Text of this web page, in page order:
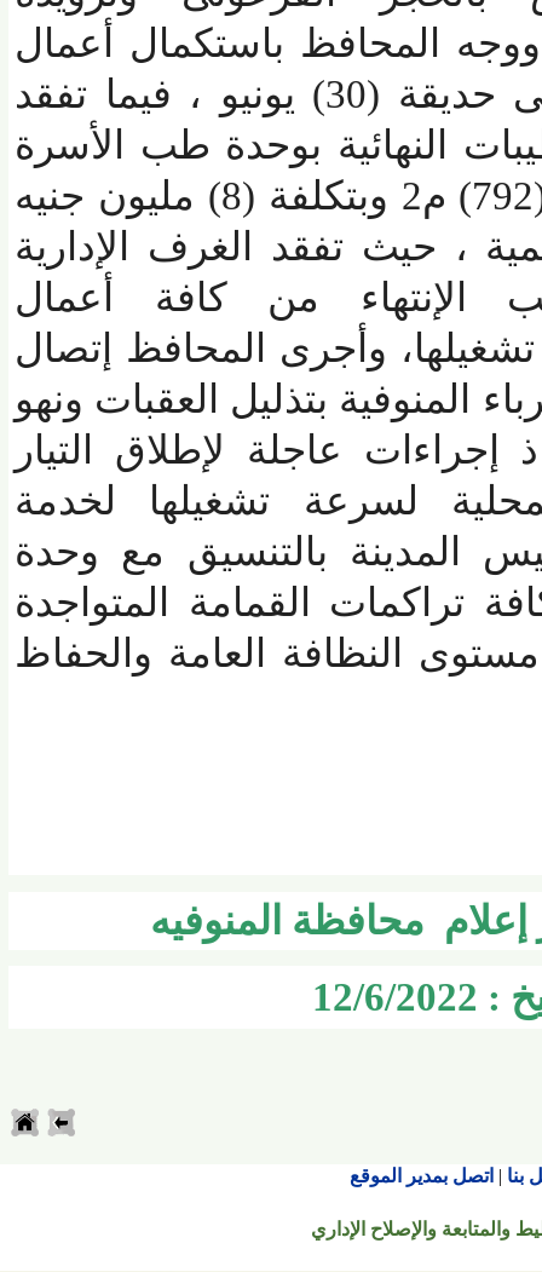
المحافظ باستكمال أعمال
التطوير بالكورنيش حتى حديقة (30) يونيو ، فيما تفقد
النهائية بوحدة طب الأسرة
بكفر مناوهلة بمساحة (792) م2 وبتكلفة (8) مليون جنيه
، حيث تفقد الغرف الإدارية
من كافة أعمال
وأجرى المحافظ إتصال
بتذليل العقبات ونهو
عاجلة لإطلاق التيار
لسرعة تشغيلها لخدمة
المدينة بالتنسيق مع وحدة
تراكمات القمامة المتواجدة
النظافة العامة والحفاظ
محافظة المنوفيه
| اتصل بمدير الموقع
والإصلاح الإداري